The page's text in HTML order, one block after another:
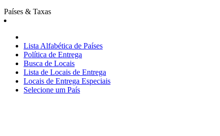
Países & Taxas
Lista Alfabética de Países
Política de Entrega
Busca de Locais
Lista de Locais de Entrega
Locais de Entrega Especiais
Selecione um País